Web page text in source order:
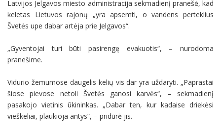
Latvijos Jelgavos miesto administracija sekmadienį pranešė, kad
keletas Lietuvos rajonų „yra apsemti, o vandens perteklius
Švetės upe dabar artėja prie Jelgavos“.
„Gyventojai turi būti pasirengę evakuotis“, – nurodoma
pranešime.
Vidurio žemumose daugelis kelių vis dar yra uždaryti. „Paprastai
šiose pievose netoli Švetės ganosi karvės“, – sekmadienį
pasakojo vietinis ūkininkas. „Dabar ten, kur kadaise driekėsi
vieškeliai, plaukioja antys“, – pridūrė jis.